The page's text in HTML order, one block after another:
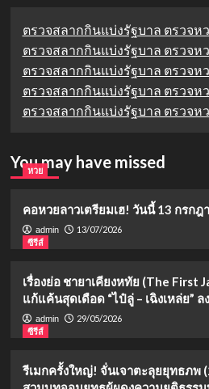
ตรวจสลากกินแบ่งรัฐบาล ตรวจห
ตรวจสลากกินแบ่งรัฐบาล ตรวจห
ตรวจสลากกินแบ่งรัฐบาล ตรวจห
ตรวจสลากกินแบ่งรัฐบาล ตรวจห
ตรวจสลากกินแบ่งรัฐบาล ตรวจห
You may have missed
หวย
คอหวยลาวเตรียมเฮ! วันนี้ 13 กรก
admin
13/07/2026
ซีรีส์
เรื่องย่อ ชายาเคียงหทัย (The First
แก้แค้นสุดเดือด “ไป๋ลู่ – เฉิงเหล่ย”
admin
29/05/2026
ซีรีส์
รีเมกครั้งใหญ่! จั่นเจาตะลุยยุทธภพ